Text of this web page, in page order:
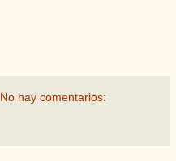
No hay comentarios: